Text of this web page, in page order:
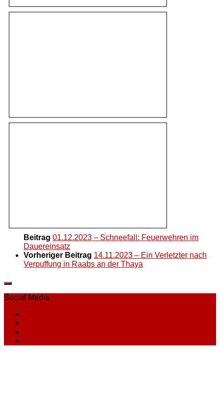
Beitrag 01.12.2023 – Schneefall: Feuerwehren im
Dauereinsatz
Vorheriger Beitrag 14.11.2023 – Ein Verletzter nach
Verpuffung in Raabs an der Thaya
Social Media